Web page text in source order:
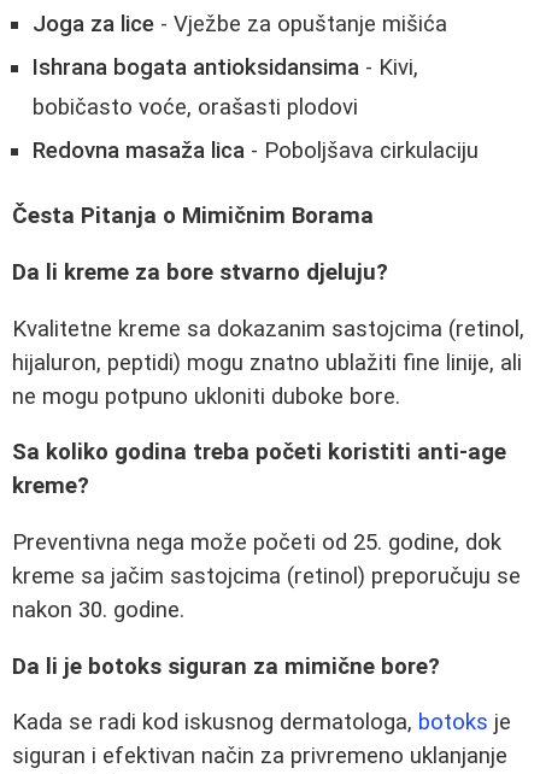
Joga za lice - Vježbe za opuštanje mišića
Ishrana bogata antioksidansima - Kivi,
bobičasto voće, orašasti plodovi
Redovna masaža lica - Poboljšava cirkulaciju
Česta Pitanja o Mimičnim Borama
Da li kreme za bore stvarno djeluju?
Kvalitetne kreme sa dokazanim sastojcima (retinol,
hijaluron, peptidi) mogu znatno ublažiti fine linije, ali
ne mogu potpuno ukloniti duboke bore.
Sa koliko godina treba početi koristiti anti-age
kreme?
Preventivna nega može početi od 25. godine, dok
kreme sa jačim sastojcima (retinol) preporučuju se
nakon 30. godine.
Da li je botoks siguran za mimične bore?
Kada se radi kod iskusnog dermatologa, botoks je
siguran i efektivan način za privremeno uklanjanje